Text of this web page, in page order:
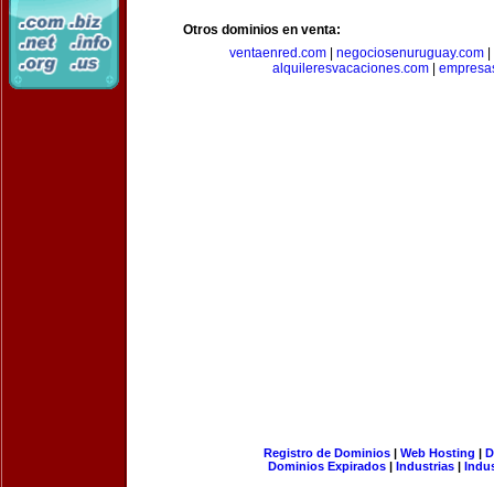
Otros dominios en venta:
ventaenred.com
negociosenuruguay.com
alquileresvacaciones.com|
Registro de Dominios| Web Hosting |
Dominios Expirados | Industrias |